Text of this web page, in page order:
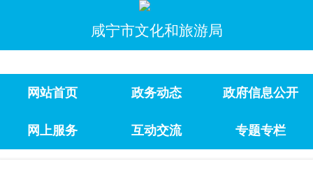
咸宁市文化和旅游局
网站首页 政务动态 政府信息公开
网上服务 互动交流 专题专栏